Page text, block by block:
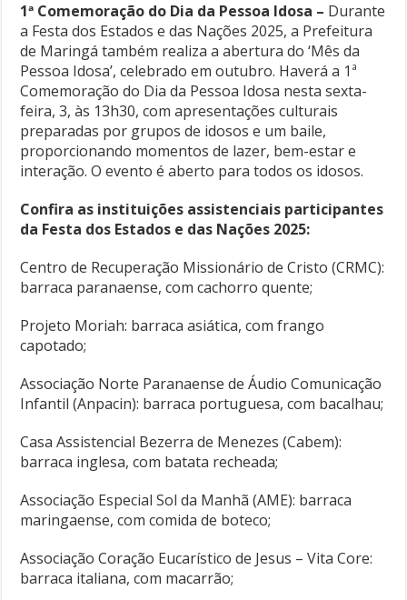
1ª Comemoração do Dia da Pessoa Idosa – Durante
a Festa dos Estados e das Nações 2025, a Prefeitura
de Maringá também realiza a abertura do ‘Mês da
Pessoa Idosa’, celebrado em outubro. Haverá a 1ª
Comemoração do Dia da Pessoa Idosa nesta sexta-
feira, 3, às 13h30, com apresentações culturais
preparadas por grupos de idosos e um baile,
proporcionando momentos de lazer, bem-estar e
interação. O evento é aberto para todos os idosos.
Confira as instituições assistenciais participantes
da Festa dos Estados e das Nações 2025:
Centro de Recuperação Missionário de Cristo (CRMC):
barraca paranaense, com cachorro quente;
Projeto Moriah: barraca asiática, com frango
capotado;
Associação Norte Paranaense de Áudio Comunicação
Infantil (Anpacin): barraca portuguesa, com bacalhau;
Casa Assistencial Bezerra de Menezes (Cabem):
barraca inglesa, com batata recheada;
Associação Especial Sol da Manhã (AME): barraca
maringaense, com comida de boteco;
Associação Coração Eucarístico de Jesus – Vita Core:
barraca italiana, com macarrão;